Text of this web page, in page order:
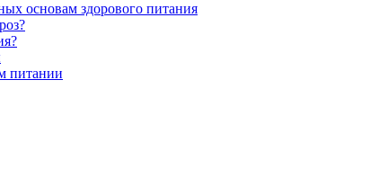
основам здорового питания
питании